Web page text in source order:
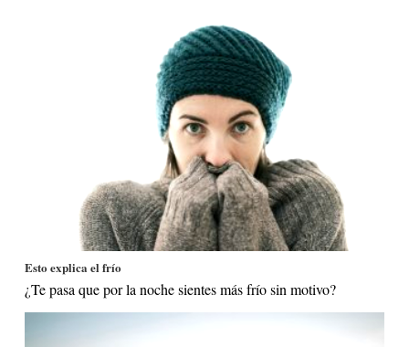
Esto explica el frío
¿Te pasa que por la noche sientes más frío sin motivo?